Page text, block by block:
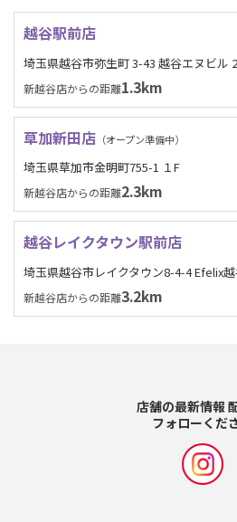
越谷駅前店
埼玉県越谷市弥生町 3-43 越谷エヌビル
新越谷店からの距離1.3km
草加新田店 （オープン準備中）
埼玉県草加市金明町755-1 １F
新越谷店からの距離2.3km
越谷レイクタウン駅前店
埼玉県越谷市レイクタウン8-4-4 Efelix
新越谷店からの距離3.2km
店舗の最新情報
フォローくだ